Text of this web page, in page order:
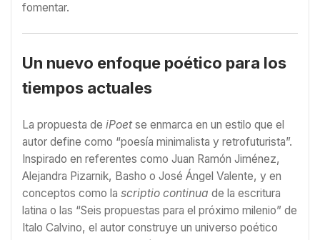
fomentar.
Un nuevo enfoque poético para los
tiempos actuales
La propuesta de iPoetse enmarca en un estilo que el
autor define como “poesía minimalista y retrofuturista”.
Inspirado en referentes como Juan Ramón Jiménez,
Alejandra Pizarnik, Basho o José Ángel Valente, y en
conceptos como la scriptio continua de la escritura
latina o las “Seis propuestas para el próximo milenio” de
Italo Calvino, el autor construye un universo poético